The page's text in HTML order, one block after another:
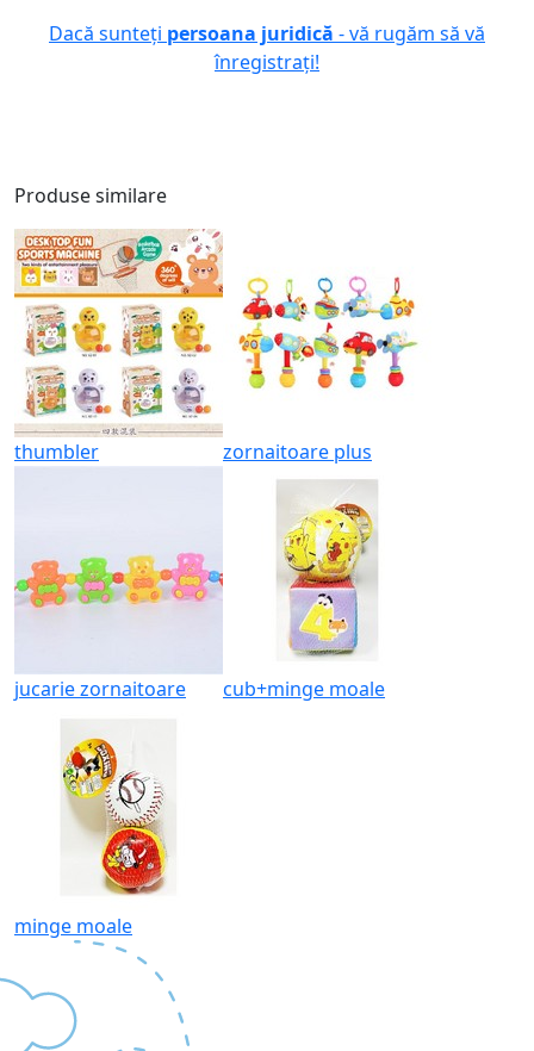
Dacă sunteți persoana juridică - vă rugăm să vă
înregistrați!
Produse similare
thumbler zornaitoare plus
jucarie zornaitoare cub+minge moale
minge moale